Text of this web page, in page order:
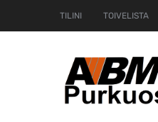
TILINI TOIVELISTA